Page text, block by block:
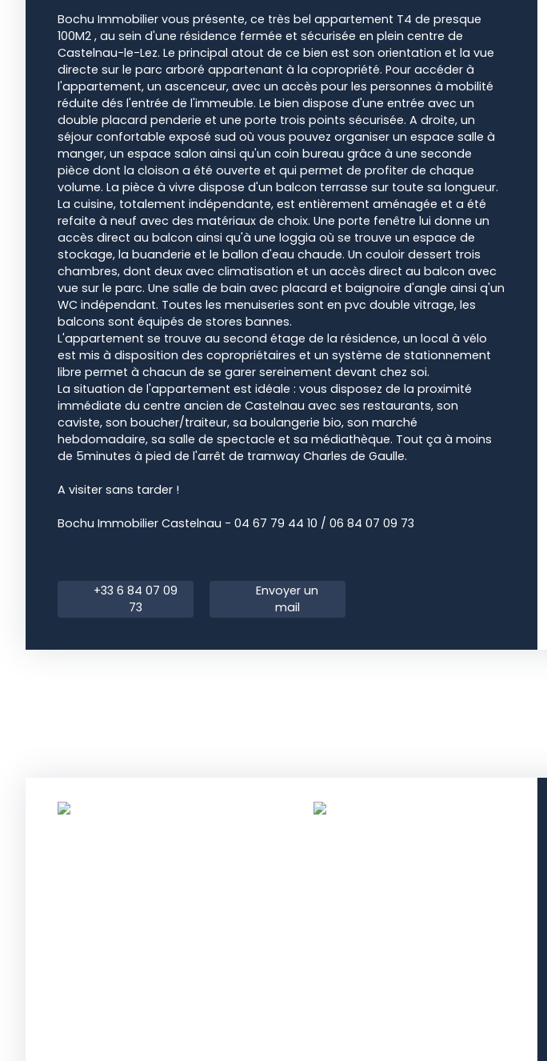
Bochu Immobilier vous présente, ce très bel appartement T4 de presque
100M2 , au sein d'une résidence fermée et sécurisée en plein centre de
Castelnau-le-Lez. Le principal atout de ce bien est son orientation et la vue
directe sur le parc arboré appartenant à la copropriété. Pour accéder à
l'appartement, un ascenceur, avec un accès pour les personnes à mobilité
réduite dés l'entrée de l'immeuble. Le bien dispose d'une entrée avec un
double placard penderie et une porte trois points sécurisée. A droite, un
séjour confortable exposé sud où vous pouvez organiser un espace salle à
manger, un espace salon ainsi qu'un coin bureau grâce à une seconde
pièce dont la cloison a été ouverte et qui permet de profiter de chaque
volume. La pièce à vivre dispose d'un balcon terrasse sur toute sa longueur.
La cuisine, totalement indépendante, est entièrement aménagée et a été
refaite à neuf avec des matériaux de choix. Une porte fenêtre lui donne un
accès direct au balcon ainsi qu'à une loggia où se trouve un espace de
stockage, la buanderie et le ballon d'eau chaude. Un couloir dessert trois
chambres, dont deux avec climatisation et un accès direct au balcon avec
vue sur le parc. Une salle de bain avec placard et baignoire d'angle ainsi q'un
WC indépendant. Toutes les menuiseries sont en pvc double vitrage, les
balcons sont équipés de stores bannes.
L'appartement se trouve au second étage de la résidence, un local à vélo
est mis à disposition des copropriétaires et un système de stationnement
libre permet à chacun de se garer sereinement devant chez soi.
La situation de l'appartement est idéale : vous disposez de la proximité
immédiate du centre ancien de Castelnau avec ses restaurants, son
caviste, son boucher/traiteur, sa boulangerie bio, son marché
hebdomadaire, sa salle de spectacle et sa médiathèque. Tout ça à moins
de 5minutes à pied de l'arrêt de tramway Charles de Gaulle.
A visiter sans tarder !
Bochu Immobilier Castelnau - 04 67 79 44 10 / 06 84 07 09 73
+33 6 84 07 09
73
Envoyer un
mail